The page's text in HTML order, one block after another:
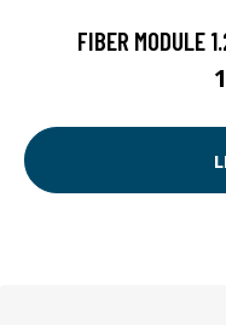
FIBER MODULE